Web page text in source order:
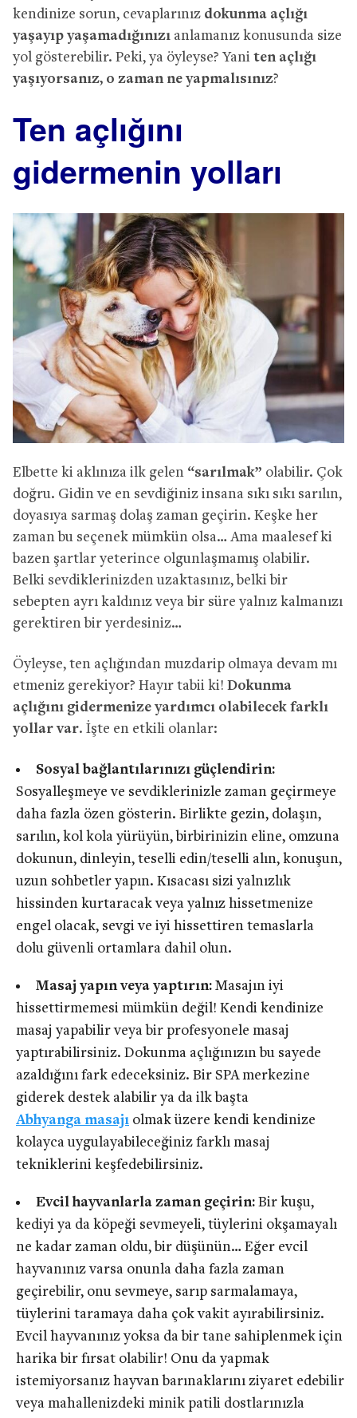
kendinize sorun, cevaplarınız dokunma açlığı
yaşayıp yaşamadığınızı anlamanız konusunda size
yol gösterebilir. Peki, ya öyleyse? Yani ten açlığı
yaşıyorsanız, o zaman ne yapmalısınız?
Ten açlığını
gidermenin yolları
Elbette ki aklınıza ilk gelen “sarılmak” olabilir. Çok
doğru. Gidin ve en sevdiğiniz insana sıkı sıkı sarılın,
doyasıya sarmaş dolaş zaman geçirin. Keşke her
zaman bu seçenek mümkün olsa… Ama maalesef ki
bazen şartlar yeterince olgunlaşmamış olabilir.
Belki sevdiklerinizden uzaktasınız, belki bir
sebepten ayrı kaldınız veya bir süre yalnız kalmanızı
gerektiren bir yerdesiniz…
Öyleyse, ten açlığından muzdarip olmaya devam mı
etmeniz gerekiyor? Hayır tabii ki! Dokunma
açlığını gidermenize yardımcı olabilecek farklı
yollar var. İşte en etkili olanlar:
Sosyal bağlantılarınızı güçlendirin:
Sosyalleşmeye ve sevdiklerinizle zaman geçirmeye
daha fazla özen gösterin. Birlikte gezin, dolaşın,
sarılın, kol kola yürüyün, birbirinizin eline, omzuna
dokunun, dinleyin, teselli edin/teselli alın, konuşun,
uzun sohbetler yapın. Kısacası sizi yalnızlık
hissinden kurtaracak veya yalnız hissetmenize
engel olacak, sevgi ve iyi hissettiren temaslarla
dolu güvenli ortamlara dahil olun.
Masaj yapın veya yaptırın:Masajın iyi
hissettirmemesi mümkün değil! Kendi kendinize
masaj yapabilir veya bir profesyonele masaj
yaptırabilirsiniz. Dokunma açlığınızın bu sayede
azaldığını fark edeceksiniz. Bir SPA merkezine
giderek destek alabilir ya da ilk başta
Abhyanga masajı olmak üzere kendi kendinize
kolayca uygulayabileceğiniz farklı masaj
tekniklerini keşfedebilirsiniz.
Evcil hayvanlarla zaman geçirin:Bir kuşu,
kediyi ya da köpeği sevmeyeli, tüylerini okşamayalı
ne kadar zaman oldu, bir düşünün… Eğer evcil
hayvanınız varsa onunla daha fazla zaman
geçirebilir, onu sevmeye, sarıp sarmalamaya,
tüylerini taramaya daha çok vakit ayırabilirsiniz.
Evcil hayvanınız yoksa da bir tane sahiplenmek için
harika bir fırsat olabilir! Onu da yapmak
istemiyorsanız hayvan barınaklarını ziyaret edebilir
veya mahallenizdeki minik patili dostlarınızla